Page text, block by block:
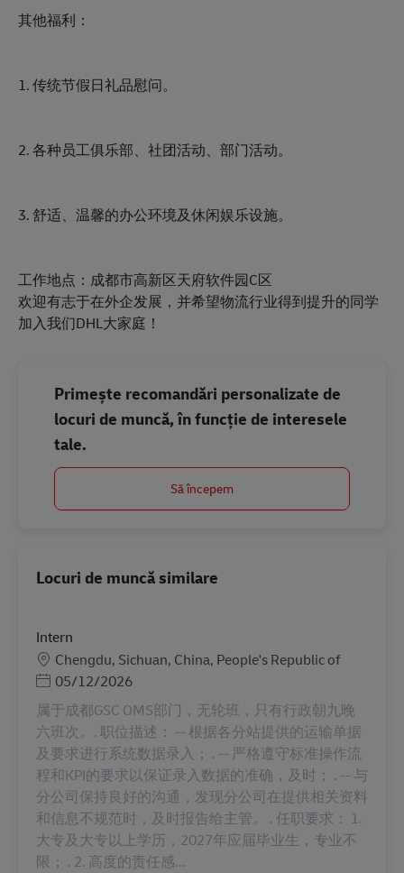
其他福利：
1. 传统节假日礼品慰问。
2. 各种员工俱乐部、社团活动、部门活动。
3. 舒适、温馨的办公环境及休闲娱乐设施。
工作地点：成都市高新区天府软件园C区
欢迎有志于在外企发展，并希望物流行业得到提升的同学
加入我们DHL大家庭！
Primește recomandări personalizate de
locuri de muncă, în funcție de interesele
tale.
Să începem
Locuri de muncă similare
Intern
Locație
Chengdu, Sichuan, China, People's Republic of
Posted Date
05/12/2026
属于成都GSC OMS部门，无轮班，只有行政朝九晚
六班次。. 职位描述： -- 根据各分站提供的运输单据
及要求进行系统数据录入； . -- 严格遵守标准操作流
程和KPI的要求以保证录入数据的准确，及时； . -- 与
分公司保持良好的沟通，发现分公司在提供相关资料
和信息不规范时，及时报告给主管。 . 任职要求： 1.
大专及大专以上学历，2027年应届毕业生，专业不
限； . 2. 高度的责任感...